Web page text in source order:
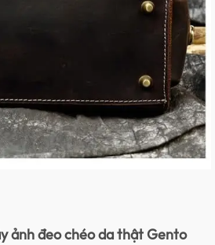
ảnh đeo chéo da thật Gento